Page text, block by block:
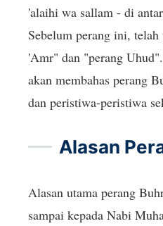
'alaihi wa sallam - di
Sebelum perang ini,
'Amr" dan "perang
akan membahas perang
dan peristiwa-peristiwa
Alasan
Alasan utama perang
sampai kepada Nabi